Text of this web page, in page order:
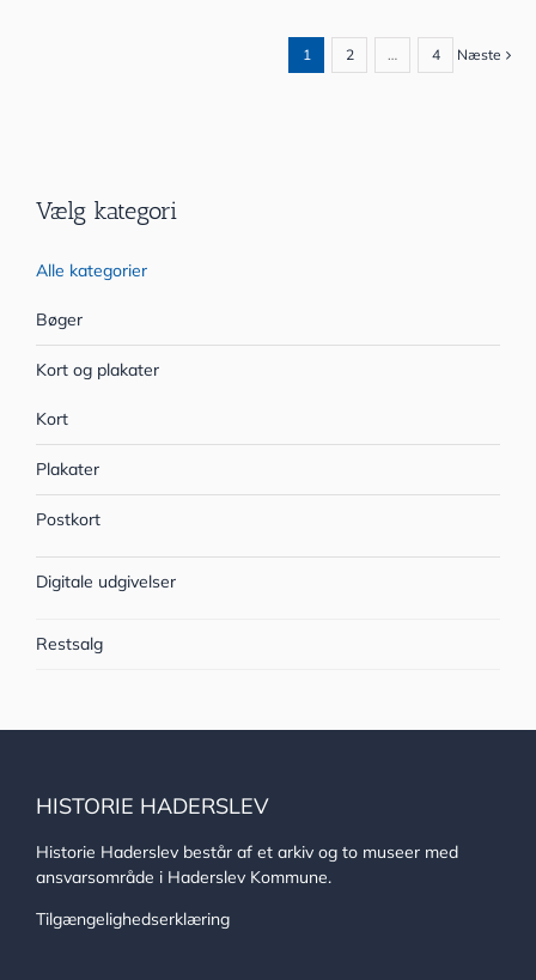
1 2 … 4 Næste
Vælg kategori
Alle kategorier
Bøger
Kort og plakater
Kort
Plakater
Postkort
Digitale udgivelser
Restsalg
HISTORIE HADERSLEV
Historie Haderslev består af et arkiv og to museer med
ansvarsområde i Haderslev Kommune.
Tilgængelighedserklæring